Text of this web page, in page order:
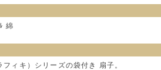
綿
ィキ）シリーズの袋付き 扇子。